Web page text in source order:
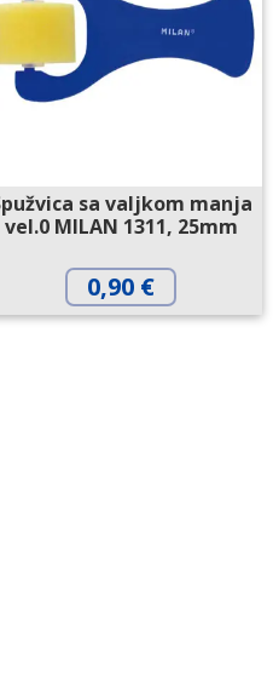
sa valjkom manja
vel.0 MILAN 1311, 25mm
0,90 €